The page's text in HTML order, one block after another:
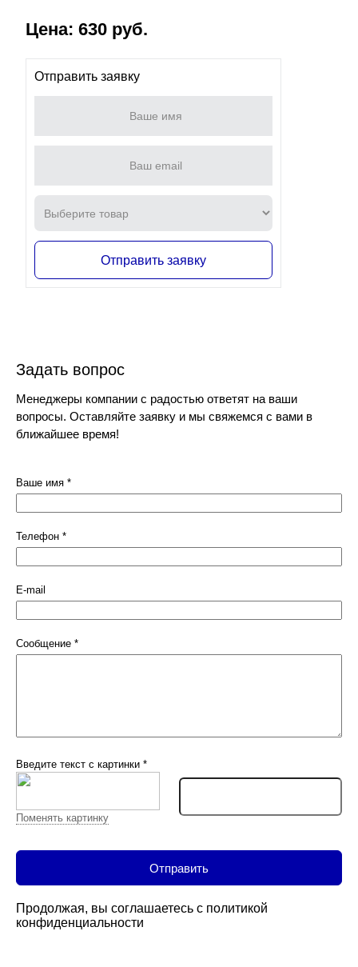
Цена: 630 руб.
Отправить заявку
Отправить заявку
Задать вопрос
Менеджеры компании с радостью ответят на ваши
вопросы. Оставляйте заявку и мы свяжемся с вами в
ближайшее время!
Ваше имя *
Телефон *
E-mail
Сообщение *
Введите текст с картинки *
Поменять картинку
Продолжая, вы соглашаетесь с политикой
конфиденциальности